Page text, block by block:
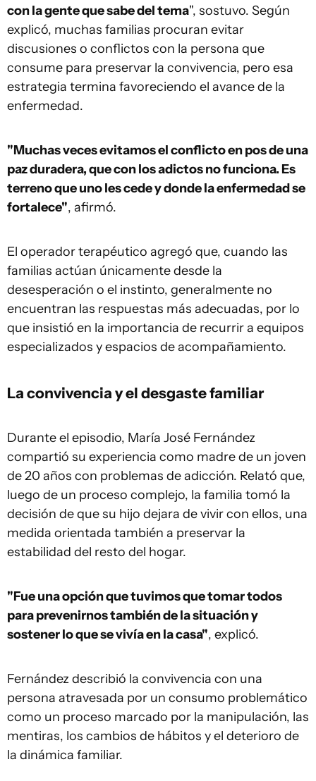
con la gente que sabe del tema", sostuvo. Según
explicó, muchas familias procuran evitar
discusiones o conflictos con la persona que
consume para preservar la convivencia, pero esa
estrategia termina favoreciendo el avance de la
enfermedad.
"Muchas veces evitamos el conflicto en pos de una
paz duradera, que con los adictos no funciona. Es
terreno que uno les cede y donde la enfermedad se
fortalece", afirmó.
El operador terapéutico agregó que, cuando las
familias actúan únicamente desde la
desesperación o el instinto, generalmente no
encuentran las respuestas más adecuadas, por lo
que insistió en la importancia de recurrir a equipos
especializados y espacios de acompañamiento.
La convivencia y el desgaste familiar
Durante el episodio, María José Fernández
compartió su experiencia como madre de un joven
de 20 años con problemas de adicción. Relató que,
luego de un proceso complejo, la familia tomó la
decisión de que su hijo dejara de vivir con ellos, una
medida orientada también a preservar la
estabilidad del resto del hogar.
"Fue una opción que tuvimos que tomar todos
para prevenirnos también de la situación y
sostener lo que se vivía en la casa", explicó.
Fernández describió la convivencia con una
persona atravesada por un consumo problemático
como un proceso marcado por la manipulación, las
mentiras, los cambios de hábitos y el deterioro de
la dinámica familiar.